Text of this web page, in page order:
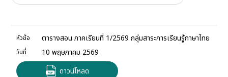
หัวข้อ ตารางสอน ภาคเรียนที่ 1/2569 กลุ่มสาระการเรียนรู้ภาษาไทย
วันที่
10 พฤษภาคม 2569
ดาวน์โหลด